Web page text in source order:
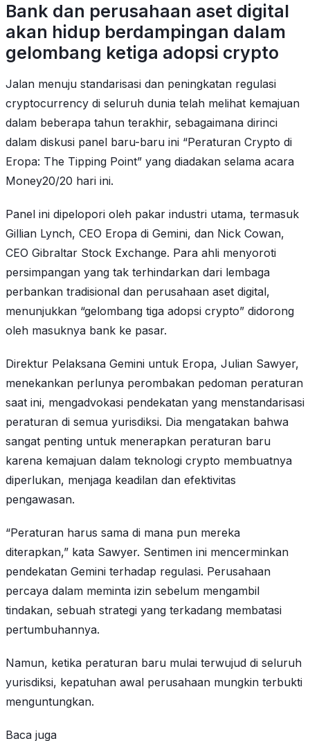
Bank dan perusahaan aset digital
akan hidup berdampingan dalam
gelombang ketiga adopsi crypto
Jalan menuju standarisasi dan peningkatan regulasi
cryptocurrency di seluruh dunia telah melihat kemajuan
dalam beberapa tahun terakhir, sebagaimana dirinci
dalam diskusi panel baru-baru ini “Peraturan Crypto di
Eropa: The Tipping Point” yang diadakan selama acara
Money20/20 hari ini.
Panel ini dipelopori oleh pakar industri utama, termasuk
Gillian Lynch, CEO Eropa di Gemini, dan Nick Cowan,
CEO Gibraltar Stock Exchange. Para ahli menyoroti
persimpangan yang tak terhindarkan dari lembaga
perbankan tradisional dan perusahaan aset digital,
menunjukkan “gelombang tiga adopsi crypto” didorong
oleh masuknya bank ke pasar.
Direktur Pelaksana Gemini untuk Eropa, Julian Sawyer,
menekankan perlunya perombakan pedoman peraturan
saat ini, mengadvokasi pendekatan yang menstandarisasi
peraturan di semua yurisdiksi. Dia mengatakan bahwa
sangat penting untuk menerapkan peraturan baru
karena kemajuan dalam teknologi crypto membuatnya
diperlukan, menjaga keadilan dan efektivitas
pengawasan.
“Peraturan harus sama di mana pun mereka
diterapkan,” kata Sawyer. Sentimen ini mencerminkan
pendekatan Gemini terhadap regulasi. Perusahaan
percaya dalam meminta izin sebelum mengambil
tindakan, sebuah strategi yang terkadang membatasi
pertumbuhannya.
Namun, ketika peraturan baru mulai terwujud di seluruh
yurisdiksi, kepatuhan awal perusahaan mungkin terbukti
menguntungkan.
Baca juga